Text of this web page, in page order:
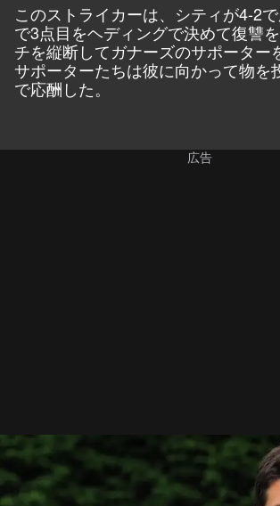
このストライカーは、シティが4-2
で3点目をヘディングで決めて復讐
チを縦断してガナーズのサポーター
サポーターたちは彼に向かって物を
で応酬した。